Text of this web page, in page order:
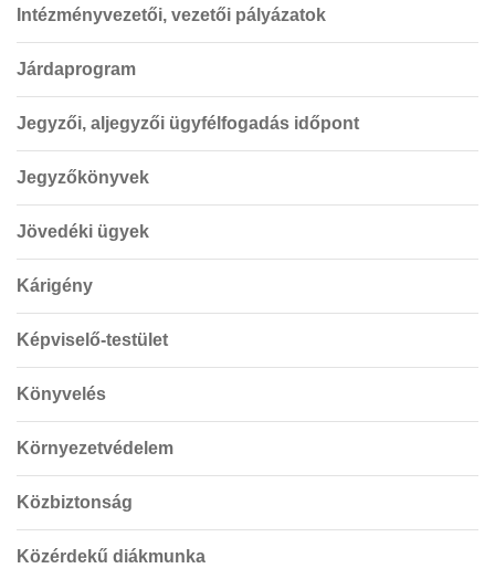
Intézményvezetői, vezetői pályázatok
Járdaprogram
Jegyzői, aljegyzői ügyfélfogadás időpont
Jegyzőkönyvek
Jövedéki ügyek
Kárigény
Képviselő-testület
Könyvelés
Környezetvédelem
Közbiztonság
Közérdekű diákmunka